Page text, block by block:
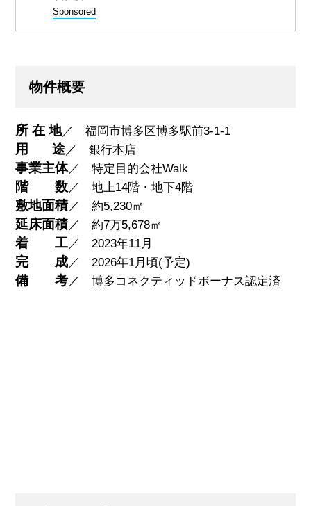
Sponsored
物件概要
所 在 地／ 福岡市博多区博多駅前3-1-1
用 途／ 銀行本店
事業主体／ 特定目的会社Walk
階数／ 地上14階・地下4階
敷地面積／ 約5,230㎡
延床面積／ 約7万5,678㎡
着工／ 2023年11月
完 成／ 2026年1月頃(予定)
備 考／ 博多コネクティッドボーナス認定済